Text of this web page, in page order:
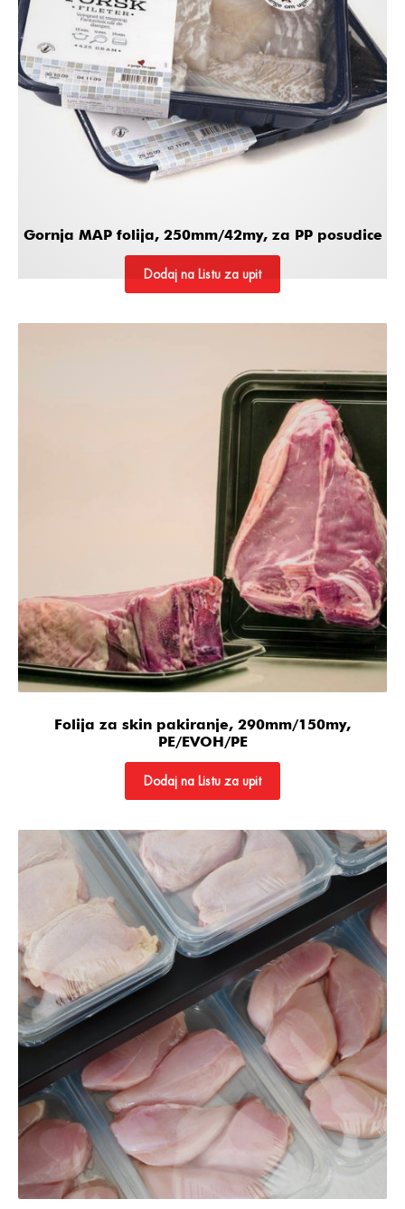
Gornja MAP folija, 250mm/42my, za PP posudice
Dodaj na Listu za upit
Folija za skin pakiranje, 290mm/150my,
PE/EVOH/PE
Dodaj na Listu za upit